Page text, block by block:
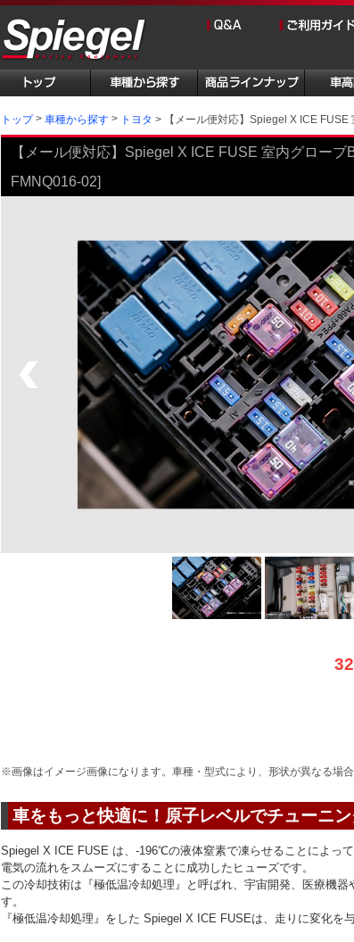
トップ 車種から探す トヨタ 【メール便対応】Spiegel X ICE
【メール便対応】Spiegel X ICE FUSE 室内グロー
FMNQ016-02]
※画像はイメージ画像になります。車種・型式により、形状が異なる場合
車をもっと快適に！原子レベルでチューニン
Spiegel X ICE FUSE は、-196℃の液体窒素で凍らせることによっ
電気の流れをスムーズにすることに成功したヒューズです。
この冷却技術は『極低温冷却処理』と呼ばれ、宇宙開発、医療機
す。
『極低温冷却処理』をした Spiegel X ICE FUSEは、走りに変化を